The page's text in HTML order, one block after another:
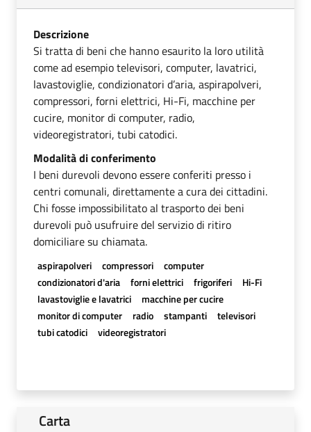
Descrizione
Si tratta di beni che hanno esaurito la loro utilità
come ad esempio televisori, computer, lavatrici,
lavastoviglie, condizionatori d’aria, aspirapolveri,
compressori, forni elettrici, Hi-Fi, macchine per
cucire, monitor di computer, radio,
videoregistratori, tubi catodici.
Modalità di conferimento
I beni durevoli devono essere conferiti presso i
centri comunali, direttamente a cura dei cittadini.
Chi fosse impossibilitato al trasporto dei beni
durevoli può usufruire del servizio di ritiro
domiciliare su chiamata.
aspirapolveri compressori
computer
condizionatori d'aria
forni elettrici frigoriferi
Hi-Fi
lavastoviglie e lavatrici
macchine per cucire
monitor di computer
radio stampanti
televisori
tubi catodici
videoregistratori
Carta